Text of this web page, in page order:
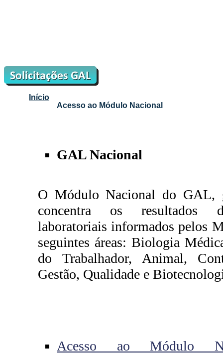
Início
Acesso ao Módulo Nacional
GAL Nacional
O Módulo Nacional do GAL,
concentra os resultados
laboratoriais informados pelos
seguintes áreas: Biologia
do Trabalhador, Animal,
Gestão, Qualidade e
Acesso ao Módulo